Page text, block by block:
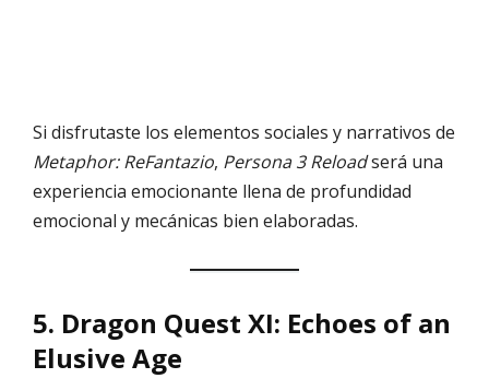
Si disfrutaste los elementos sociales y narrativos de
Metaphor: ReFantazio, Persona 3 Reloadserá una
experiencia emocionante llena de profundidad
emocional y mecánicas bien elaboradas.
5. Dragon Quest XI: Echoes of an
Elusive Age